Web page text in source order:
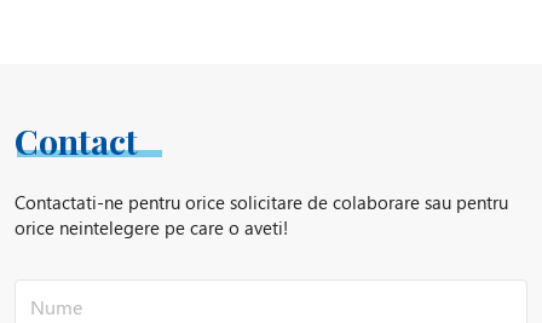
Contact
Contactati-ne pentru orice solicitare de colaborare sau pentru
orice neintelegere pe care o aveti!